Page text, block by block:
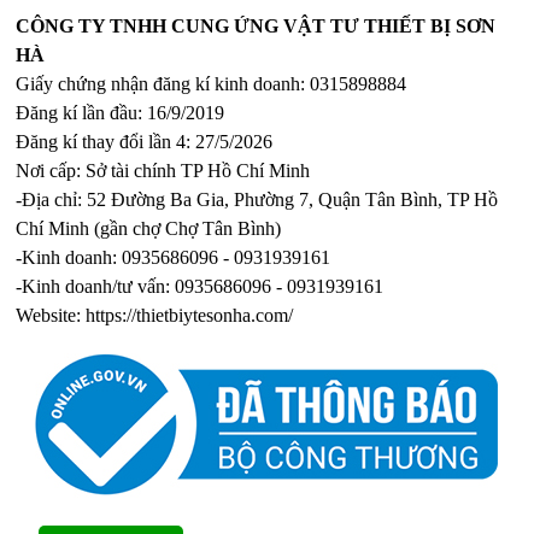
CÔNG TY TNHH CUNG ỨNG VẬT TƯ THIẾT BỊ SƠN
HÀ
Giấy chứng nhận đăng kí kinh doanh: 0315898884
Đăng kí lần đầu: 16/9/2019
Đăng kí thay đổi lần 4: 27/5/2026
Nơi cấp: Sở tài chính TP Hồ Chí Minh
-Địa chỉ: 52 Đường Ba Gia, Phường 7, Quận Tân Bình, TP Hồ
Chí Minh (gần chợ Chợ Tân Bình)
-Kinh doanh: 0935686096 - 0931939161
-Kinh doanh/tư vấn: 0935686096 - 0931939161
Website:https://thietbiytesonha.com/